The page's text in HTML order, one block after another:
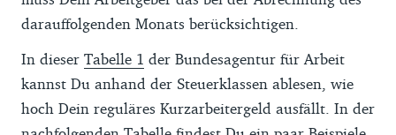
darauffolgenden Monats berücksichtigen.
In dieser Tabelle 1 der Bundesagentur für Arbeit
kannst Du anhand der Steuerklassen ablesen, wie
hoch Dein reguläres Kurzarbeitergeld ausfällt. In der